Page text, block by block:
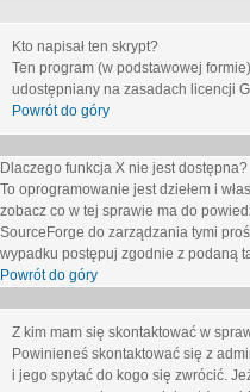
Kto napisał ten skrypt?
Ten program (w podstawowej
udostępniany na zasadach licencji
Powrót do góry
Dlaczego funkcja X nie jest dostępna?
To oprogramowanie jest dziełem i
zobacz co w tej sprawie ma do
SourceForge do zarządzania tymi
wypadku postępuj zgodnie z podaną
Powrót do góry
Z kim mam się skontaktować w
Powinieneś skontaktować się z
i jego spytać do kogo się zwrócić.